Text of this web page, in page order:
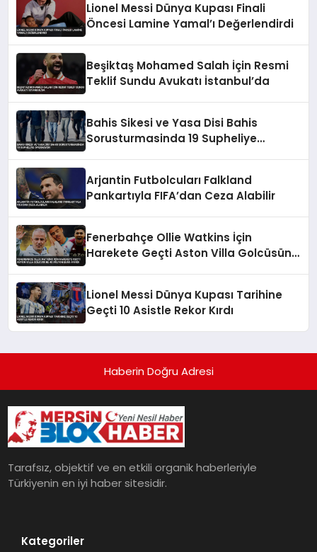
Lionel Messi Dünya Kupası Finali
Öncesi Lamine Yamal’ı Değerlendirdi
Beşiktaş Mohamed Salah İçin Resmi
Teklif Sundu Avukatı İstanbul’da
Bahis Sikesi ve Yasa Disi Bahis
Sorusturmasinda 19 Supheliye
Arjantin Futbolcuları Falkland
Pankartıyla FIFA’dan Ceza Alabilir
Fenerbahçe Ollie Watkins İçin
Harekete Geçti Aston Villa Golcüsüne
Lionel Messi Dünya Kupası Tarihine
Geçti 10 Asistle Rekor Kırdı
Haberin Doğru Adresi
Tarafsız, objektif ve en etkili organik haberleriyle
Türkiyenin en iyi haber sitesidir.
Kategoriler